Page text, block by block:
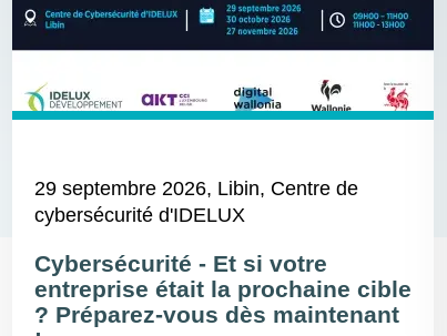
29 septembre 2026, Libin, Centre de
cybersécurité d'IDELUX
Cybersécurité - Et si votre
entreprise était la prochaine cible
? Préparez-vous dès maintenant